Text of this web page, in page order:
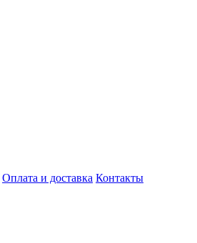
Оплата и доставка Контакты